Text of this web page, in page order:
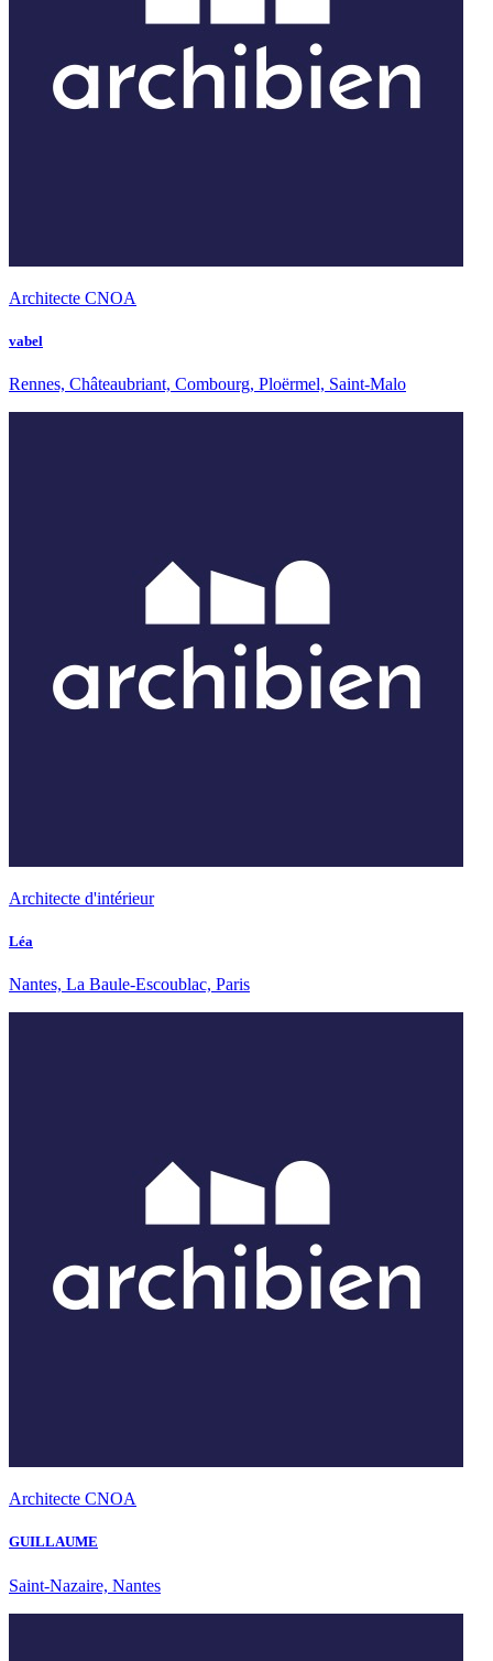
Architecte CNOA
vabel
Rennes, Châteaubriant, Combourg, Ploërmel, Saint-Malo
Architecte d'intérieur
Léa
Nantes, La Baule-Escoublac, Paris
Architecte CNOA
GUILLAUME
Saint-Nazaire, Nantes